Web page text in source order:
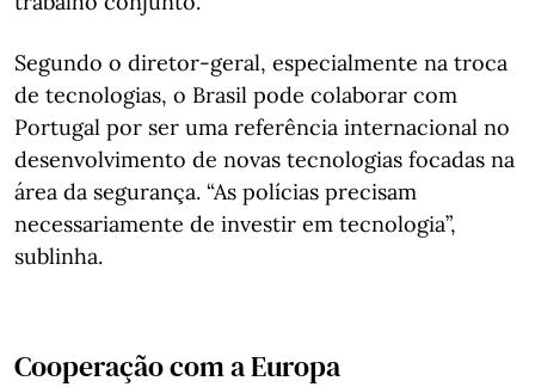
Segundo o diretor-geral, especialmente na troca
de tecnologias, o Brasil pode colaborar com
Portugal por ser uma referência internacional no
desenvolvimento de novas tecnologias focadas na
área da segurança. “As polícias precisam
necessariamente de investir em tecnologia”,
sublinha.
Cooperação com a Europa